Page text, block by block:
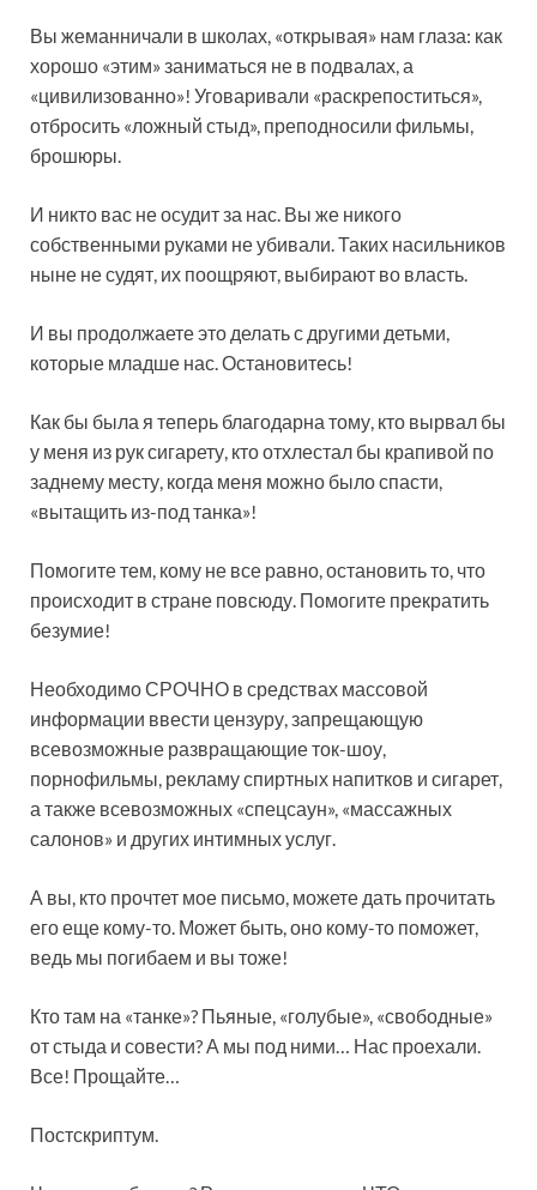
Вы жеманничали в школах, «открывая» нам глаза: как
хорошо «этим» заниматься не в подвалах, а
«цивилизованно»! Уговаривали «раскрепоститься»,
отбросить «ложный стыд», преподносили фильмы,
брошюры.
И никто вас не осудит за нас. Вы же никого
собственными руками не убивали. Таких насильников
ныне не судят, их поощряют, выбирают во власть.
И вы продолжаете это делать с другими детьми,
которые младше нас. Остановитесь!
Как бы была я теперь благодарна тому, кто вырвал бы
у меня из рук сигарету, кто отхлестал бы крапивой по
заднему месту, когда меня можно было спасти,
«вытащить из-под танка»!
Помогите тем, кому не все равно, остановить то, что
происходит в стране повсюду. Помогите прекратить
безумие!
Необходимо СРОЧНО в средствах массовой
информации ввести цензуру, запрещающую
всевозможные развращающие ток-шоу,
порнофильмы, рекламу спиртных напитков и сигарет,
а также всевозможных «спецсаун», «массажных
салонов» и других интимных услуг.
А вы, кто прочтет мое письмо, можете дать прочитать
его еще кому-то. Может быть, оно кому-то поможет,
ведь мы погибаем и вы тоже!
Кто там на «танке»? Пьяные, «голубые», «свободные»
от стыда и совести? А мы под ними… Нас проехали.
Все! Прощайте…
Постскриптум.